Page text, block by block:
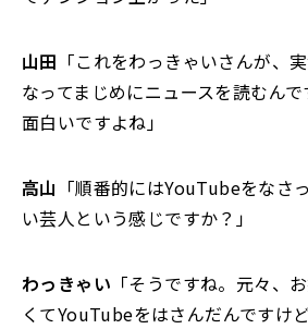
山田 「これをわっきゃいさんが、
なってまじめにニュースを読むん
面白いですよね」
高山 「順番的にはYouTubeをなさ
い芸人という感じですか？」
わっきゃい 「そうですね。元々、
くてYouTubeをはさんだんですけ